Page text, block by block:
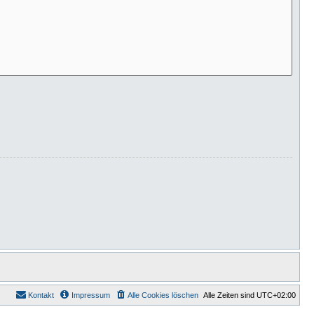
Alle Zeiten sind UTC+02:00
Alle Cookies löschen
Impressum
Kontakt